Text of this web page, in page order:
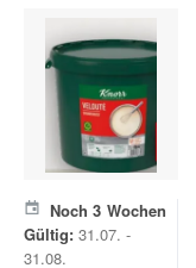
Noch 3 Wochen
Gültig: 31.07. -
31.08.